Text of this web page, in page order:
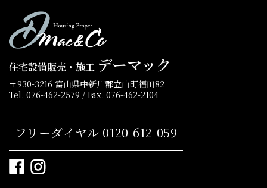
住宅設備販売・施工 デーマック
〒930-3216 富山県中新川郡立山町福田82
Tel. 076-462-2579 / Fax. 076-462-2104
フリーダイヤル 0120-612-059